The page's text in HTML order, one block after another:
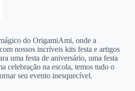
do OrigamiAmi, onde a
nossos incríveis kits festa e artigos
uma festa de aniversário, uma festa
celebração na escola, temos tudo o
seu evento inesquecível.